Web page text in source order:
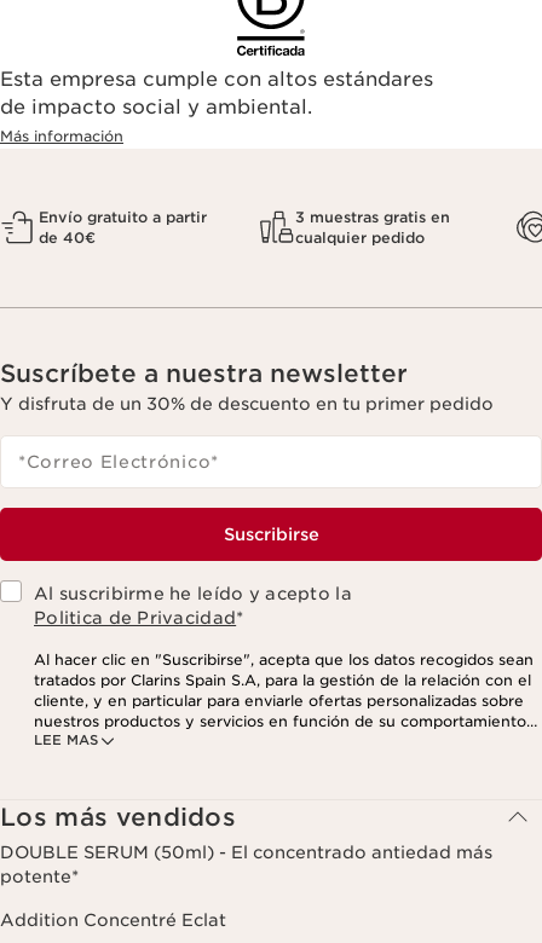
Esta empresa cumple con altos estándares
de impacto social y ambiental.
Más información
Envío gratuito a partir
de 40€
3 muestras gratis en
cualquier pedido
Suscríbete a nuestra newsletter
Y disfruta de un 30% de descuento en tu primer pedido
*Correo Electrónico*
Suscribirse
Al suscribirme he leído y acepto la
Politica de Privacidad*
LEE MAS
Al hacer clic en "Suscribirse", acepta que los datos recogidos sean
tratados por Clarins Spain S.A, para la gestión de la relación con el
cliente, y en particular para enviarle ofertas personalizadas sobre
nuestros productos y servicios en función de su comportamiento
de compra, sus hábitos y/o intereses, incluso mediante su
momento haciendo click en el enlace para darse de baja que
aparece en cada newsletter que reciba. Para más información
sobre la gestión de sus datos y sus derechos, consulte nuestra
Los más vendidos
DOUBLE SERUM (50ml) - El concentrado antiedad más
potente*
Addition Concentré Eclat